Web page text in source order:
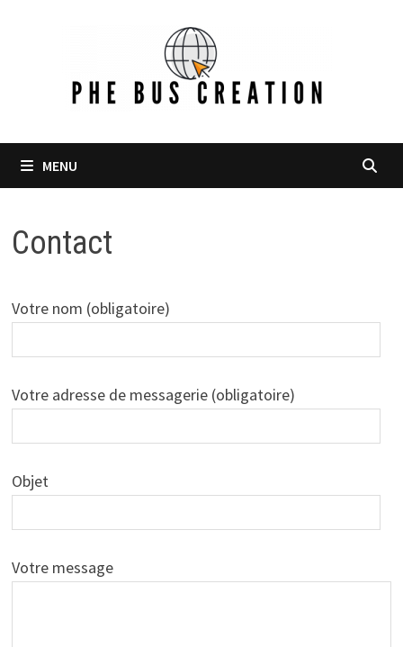
MENU
Contact
Votre nom (obligatoire)
Votre adresse de messagerie (obligatoire)
Objet
Votre message